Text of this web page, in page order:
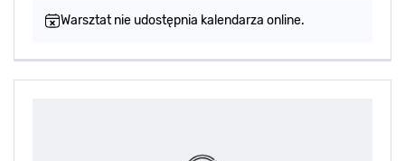
Warsztat nie udostępnia kalendarza online.